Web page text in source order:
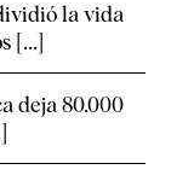
la vida
[...]
deja 80.000